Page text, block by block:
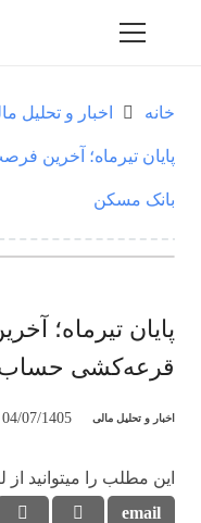
خانه اخبار و تحلیل
پایان تیرماه؛
بانک مسکن
پایان تیرماه؛
قرعه‌کشی
اخبار و تحلیل مالی 04/07/1405
این مطلب را میتوانید